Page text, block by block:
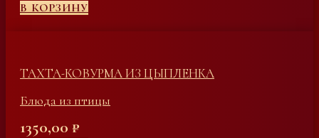
В КОРЗИНУ
ТАХТА-КОВУРМА ИЗ ЦЫПЛЕНКА
Блюда из птицы
1350,00 ₽